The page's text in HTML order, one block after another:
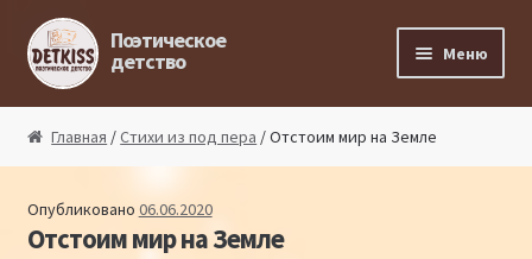
Перейти к навигации
Перейти к содержимому
Поэтическое
детство Меню
Поэтический ликбез
Главная /Стихи из под пера / Отстоим мир на Земле
Опубликовано 06.06.2020
Отстоим мир на Земле